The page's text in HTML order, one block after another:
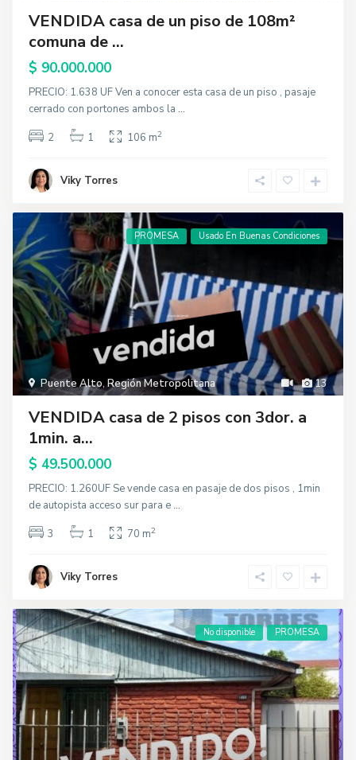
VENDIDA casa de un piso de 108m²
comuna de ...
$ 90.000.000
PRECIO: 1.638 UF Ven a conocer esta casa de un piso , pasaje
cerrado con portones ambos la ...
2
1 106 m2
Viky Torres
13
Puente Alto,Región Metropolitana
PROMESA Usado En Buenas Condiciones
VENDIDA casa de 2 pisos con 3dor. a
1min. a...
$ 49.500.000
PRECIO: 1.260UF Se vende casa en pasaje de dos pisos , 1min
de autopista acceso sur para e ...
3
1 70 m2
Viky Torres
No disponible PROMESA